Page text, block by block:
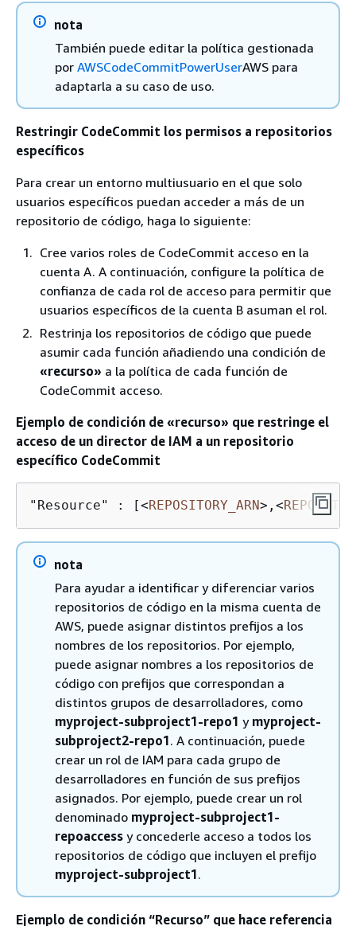
nota
También puede editar la política gestionada
por AWSCodeCommitPowerUserAWS para
adaptarla a su caso de uso.
Restringir CodeCommit los permisos a repositorios
específicos
Para crear un entorno multiusuario en el que solo
usuarios específicos puedan acceder a más de un
repositorio de código, haga lo siguiente:
Cree varios roles de CodeCommit acceso en la
cuenta A. A continuación, configure la política de
confianza de cada rol de acceso para permitir que
usuarios específicos de la cuenta B asuman el rol.
Restrinja los repositorios de código que puede
asumir cada función añadiendo una condición de
«recurso» a la política de cada función de
CodeCommit acceso.
Ejemplo de condición de «recurso» que restringe el
acceso de un director de IAM a un repositorio
específico CodeCommit
"Resource" : [<REPOSITORY_ARN> , <
nota
Para ayudar a identificar y diferenciar varios
repositorios de código en la misma cuenta de
AWS, puede asignar distintos prefijos a los
nombres de los repositorios. Por ejemplo,
puede asignar nombres a los repositorios de
código con prefijos que correspondan a
distintos grupos de desarrolladores, como
myproject-subproject1-repo1 y myproject-
subproject2-repo1. A continuación, puede
crear un rol de IAM para cada grupo de
desarrolladores en función de sus prefijos
asignados. Por ejemplo, puede crear un rol
denominado myproject-subproject1-
repoaccess y concederle acceso a todos los
repositorios de código que incluyen el prefijo
myproject-subproject1.
Ejemplo de condición “Recurso” que hace referencia